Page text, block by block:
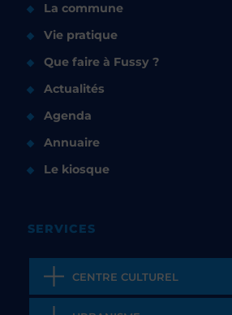
La commune
Vie pratique
Que faire à Fussy ?
Actualités
Agenda
Annuaire
Le kiosque
SERVICES
CENTRE CULTUREL